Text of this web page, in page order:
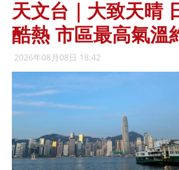
天文台｜大致天晴
酷熱 市區最高氣溫
2026年08月08日 18:42